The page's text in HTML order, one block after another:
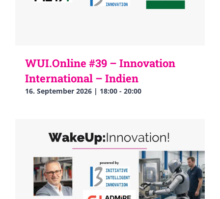
WUI.Online #39 – Innovation
International – Indien
16. September 2026 | 18:00 - 20:00